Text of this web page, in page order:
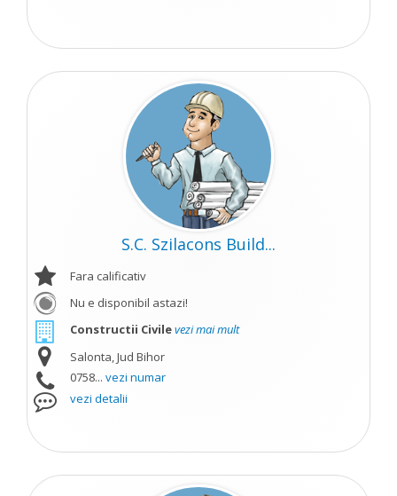
S.C. Szilacons Build...
Fara calificativ
Nu e disponibil astazi!
Constructii Civilevezi mai mult
Salonta, Jud Bihor
0758... vezi numar
vezi detalii